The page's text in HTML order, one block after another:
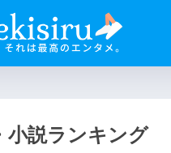
小説ランキング